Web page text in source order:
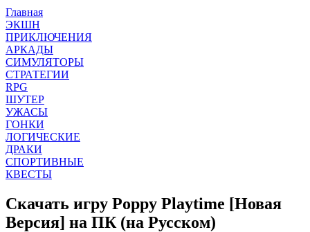
Главная
ЭКШН
ПРИКЛЮЧЕНИЯ
АРКАДЫ
СИМУЛЯТОРЫ
СТРАТЕГИИ
RPG
ШУТЕР
УЖАСЫ
ГОНКИ
ЛОГИЧЕСКИЕ
ДРАКИ
СПОРТИВНЫЕ
КВЕСТЫ
Скачать игру Poppy Playtime [Новая
Версия] на ПК (на Русском)